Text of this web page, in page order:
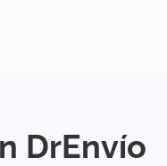
DrEnvío